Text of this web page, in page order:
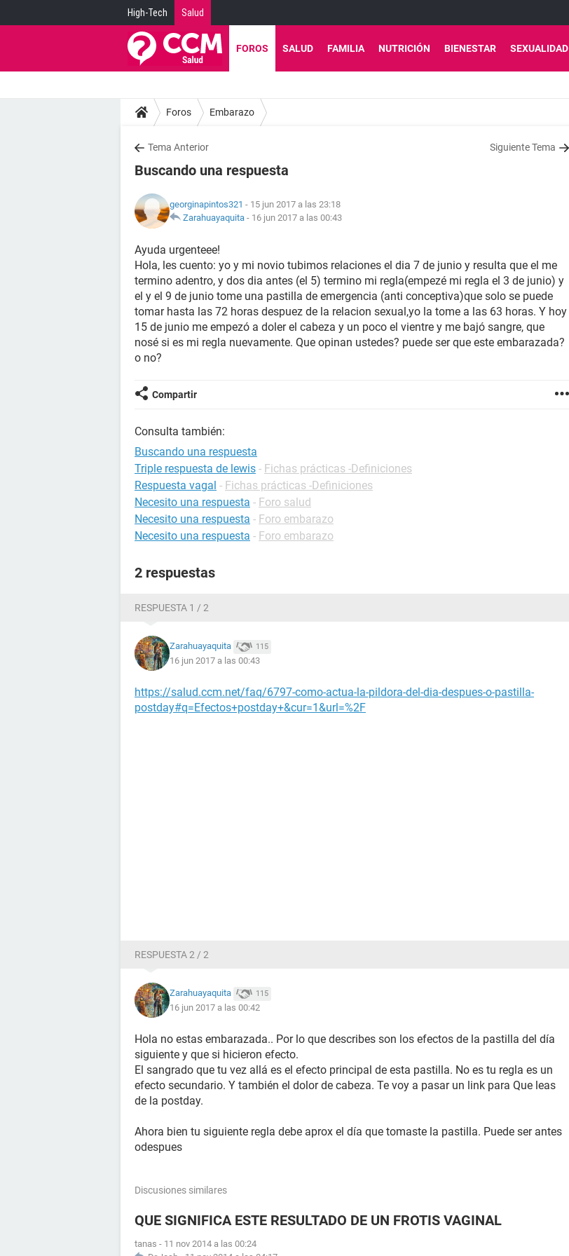
High-Tech Salud
FOROS SALUD FAMILIA NUTRICIÓN BIENESTAR SEXUALIDAD
Foros Embarazo
Tema Anterior Siguiente Tema
Buscando una respuesta
georginapintos321 - 15 jun 2017 a las 23:18
Zarahuayaquita - 16 jun 2017 a las 00:43
Ayuda urgenteee!
Hola, les cuento: yo y mi novio tubimos relaciones el dia 7 de junio y resulta que el me
termino adentro, y dos dia antes (el 5) termino mi regla(empezé mi regla el 3 de junio) y
el y el 9 de junio tome una pastilla de emergencia (anti conceptiva)que solo se puede
tomar hasta las 72 horas despuez de la relacion sexual,yo la tome a las 63 horas. Y hoy
15 de junio me empezó a doler el cabeza y un poco el vientre y me bajó sangre, que
nosé si es mi regla nuevamente. Que opinan ustedes? puede ser que este embarazada?
o no?
Compartir
Consulta también:
Buscando una respuesta
Triple respuesta de lewis - Fichas prácticas -Definiciones
Respuesta vagal - Fichas prácticas -Definiciones
Necesito una respuesta - Foro salud
Necesito una respuesta - Foro embarazo
Necesito una respuesta - Foro embarazo
2 respuestas
RESPUESTA 1 / 2
Zarahuayaquita 115
16 jun 2017 a las 00:43
https://salud.ccm.net/faq/6797-como-actua-la-pildora-del-dia-despues-o-pastilla-
postday#q=Efectos+postday+&cur=1&url=%2F
RESPUESTA 2 / 2
Zarahuayaquita 115
16 jun 2017 a las 00:42
Hola no estas embarazada.. Por lo que describes son los efectos de la pastilla del día
siguiente y que si hicieron efecto.
El sangrado que tu vez allá es el efecto principal de esta pastilla. No es tu regla es un
efecto secundario. Y también el dolor de cabeza. Te voy a pasar un link para Que leas
de la postday.
Ahora bien tu siguiente regla debe aprox el día que tomaste la pastilla. Puede ser antes
odespues
Discusiones similares
QUE SIGNIFICA ESTE RESULTADO DE UN FROTIS VAGINAL
tanas - 11 nov 2014 a las 00:24